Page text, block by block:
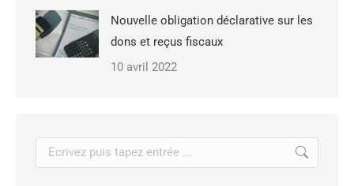
Nouvelle obligation déclarative sur les
dons et reçus fiscaux
10 avril 2022
Recherche
: